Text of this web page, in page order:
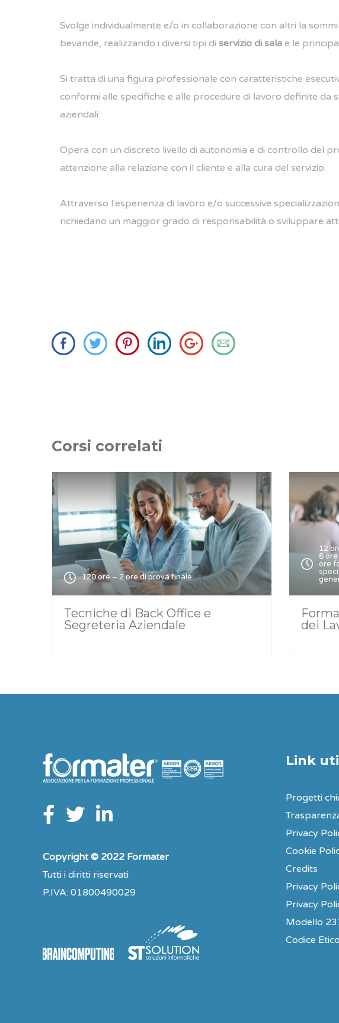
Svolge individualmente e/o in collaborazione con altri la
bevande, realizzando i diversi tipi di servizio di sala e le
Si tratta di una figura professionale con caratteristiche
conformi alle specifiche e alle procedure di lavoro definite da
aziendali.
Opera con un discreto livello di autonomia e di controllo del
attenzione alla relazione con il cliente e alla cura del servizio.
Attraverso l'esperienza di lavoro e/o successive
richiedano un maggior grado di responsabilità o sviluppare
Corsi correlati
120 ore – 2 ore di prova finale
Tecniche di Back Office e
Segreteria Aziendale
12
8
ore
dei
Copyright © 2022 Formater
Tutti i diritti riservati
P.IVA: 01800490029
Link
Progetti
Privacy
Cookie
Credits
Privacy
Privacy
Modello
Codice Etico